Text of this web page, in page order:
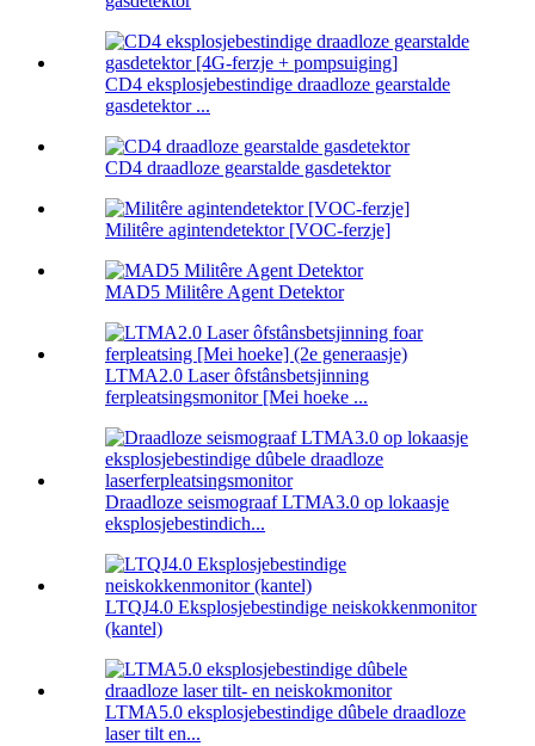
CD4 eksplosjebestindige draadloze gearstalde
gasdetektor ...
CD4 draadloze gearstalde gasdetektor
Militêre agintendetektor [VOC-ferzje]
MAD5 Militêre Agent Detektor
LTMA2.0 Laser ôfstânsbetsjinning
ferpleatsingsmonitor [Mei hoeke ...
Draadloze seismograaf LTMA3.0 op lokaasje
eksplosjebestindich...
LTQJ4.0 Eksplosjebestindige neiskokkenmonitor
(kantel)
LTMA5.0 eksplosjebestindige dûbele draadloze
laser tilt en...